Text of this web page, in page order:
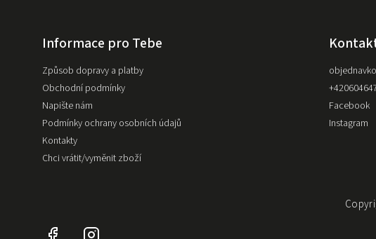
Informace pro Tebe
Způsob dopravy a platby
Obchodní podmínky
Napište nám
Podmínky ochrany osobních údajů
Kontakty
Chci vrátit/vyměnit zboží
Facebook
Instagram
Facebook